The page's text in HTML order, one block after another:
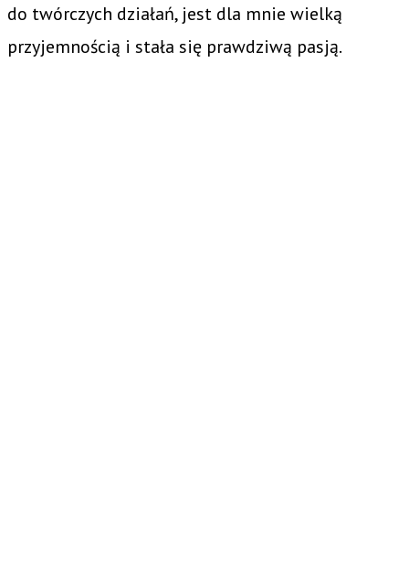
do twórczych działań, jest dla mnie wielką
przyjemnością i stała się prawdziwą pasją.